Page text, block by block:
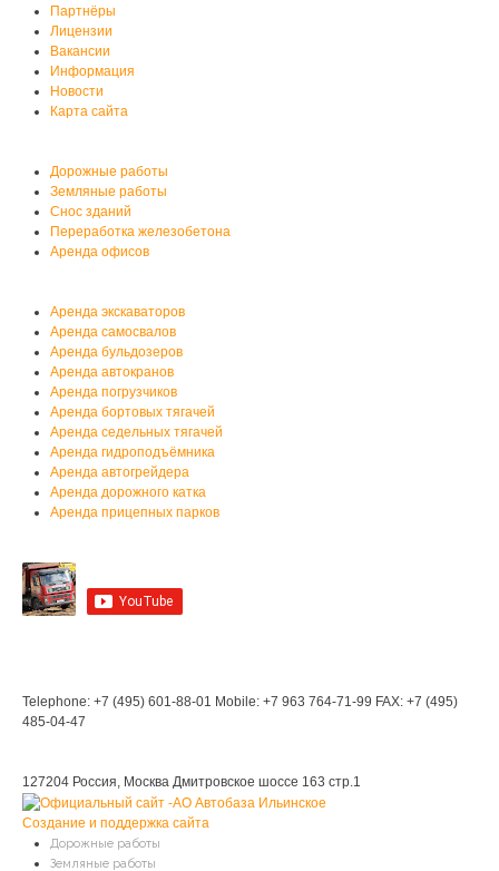
Партнёры
Лицензии
Вакансии
Информация
Новости
Карта сайта
Дорожные работы
Земляные работы
Снос зданий
Переработка железобетона
Аренда офисов
Аренда экскаваторов
Аренда самосвалов
Аренда бульдозеров
Аренда автокранов
Аренда погрузчиков
Аренда бортовых тягачей
Аренда седельных тягачей
Аренда гидроподъёмника
Аренда автогрейдера
Аренда дорожного катка
Аренда прицепных парков
Telephone: +7 (495) 601-88-01 Mobile: +7 963 764-71-99 FAX: +7 (495)
485-04-47
127204 Россия, Москва Дмитровское шоссе 163 стр.1
Создание и поддержка сайта
Дорожные работы
Земляные работы